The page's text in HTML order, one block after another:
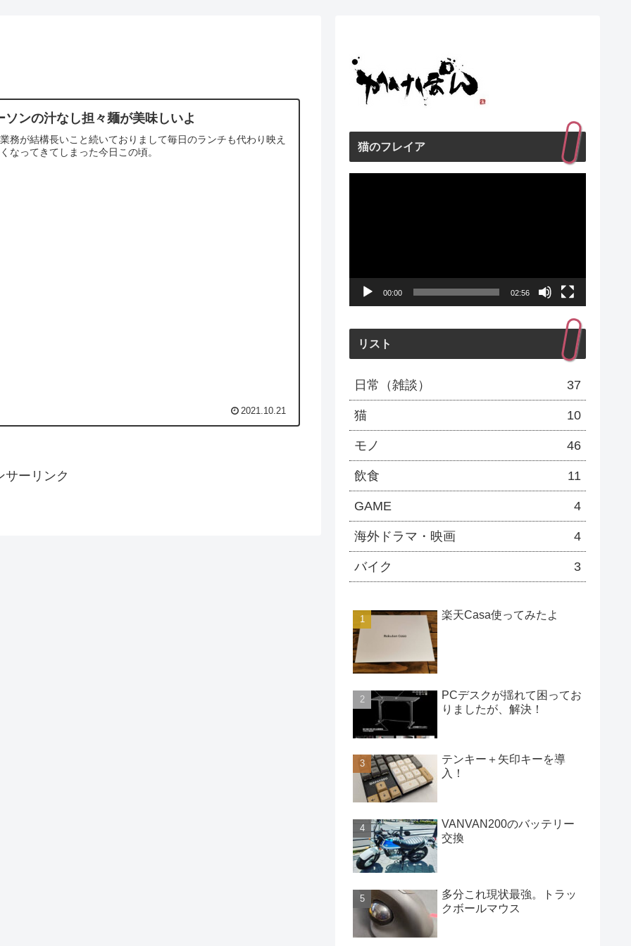
ソンの汁なし担々麺が美味しいよ
務が結構長いこと続いておりまして毎日のランチも代わり映え
なってきてしまった今日この頃。
2021.10.21
サーリンク
猫のフレイア
00:00 02:56
リスト
日常（雑談） 37
猫 10
モノ 46
飲食 11
GAME 4
海外ドラマ・映画 4
バイク 3
楽天Casa使ってみたよ
PCデスクが揺れて困ってお
りましたが、解決！
テンキー＋矢印キーを導
入！
VANVAN200のバッテリー
交換
多分これ現状最強。トラッ
クボールマウス